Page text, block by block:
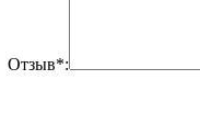
Отзыв*: